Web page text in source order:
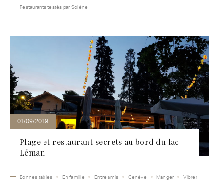
Restaurants testés par Solène
01/09/2019
Plage et restaurant secrets au bord du lac
Léman
Bonnes tables En famille Entre amis Genève Manger Vibrer